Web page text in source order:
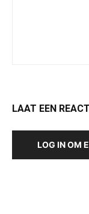
LAAT EEN
LOG IN OM